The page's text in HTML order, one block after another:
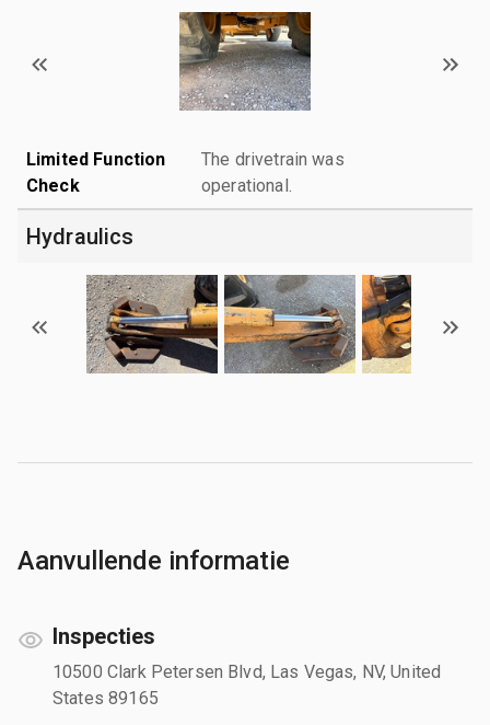
Limited Function
Check
The drivetrain was
operational.
Hydraulics
Aanvullende informatie
Inspecties
10500 Clark Petersen Blvd, Las Vegas, NV, United
States 89165